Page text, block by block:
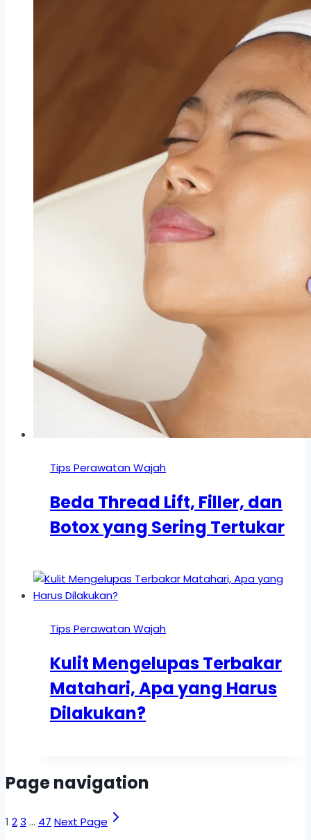
Tips Perawatan Wajah
Beda Thread Lift, Filler, dan
Botox yang Sering Tertukar
Tips Perawatan Wajah
Kulit Mengelupas Terbakar
Matahari, Apa yang Harus
Dilakukan?
Page navigation
1 23 … 47 Next Page